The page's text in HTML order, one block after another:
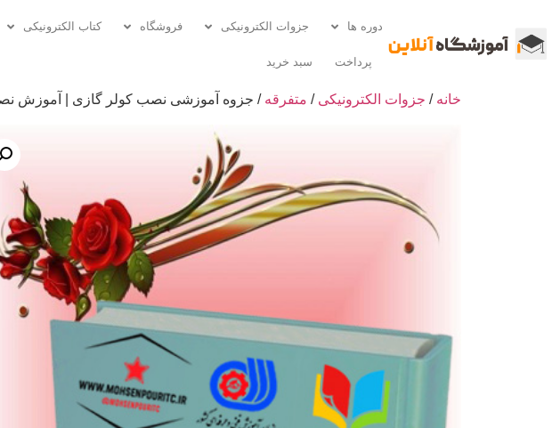
دوره ها جزوات الکترونیکی فروشگاه کتاب الکترونیکی
پرداخت سبد خرید
خانه / جزوات الکترونیکی / متفرقه / جزوه آموزشی نصب کولر گازی | آموزش